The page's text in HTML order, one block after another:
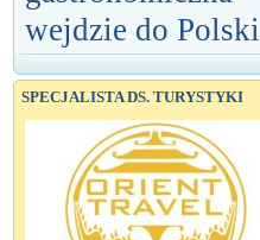
wejdzie do Polski
SPECJALISTA DS. TURYSTYKI